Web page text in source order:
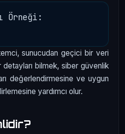
Örneği:
sunucudan geçici bir veri
bilmek, siber güvenlik
değerlendirmesine ve uygun
yardımcı olur.